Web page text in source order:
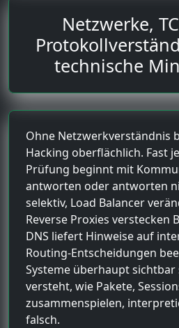
Netzwerke,
technische
Ohne Netzwerkverständnis
Hacking oberflächlich. Fast
Prüfung beginnt mit
antworten oder antworten
selektiv, Load Balancer
Reverse Proxies verstecken
DNS liefert Hinweise auf
Routing-Entscheidungen
Systeme überhaupt
versteht, wie Pakete,
zusammenspielen,
falsch.